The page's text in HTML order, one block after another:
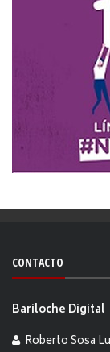
CONTACTO
Bariloche Digital
Roberto Sosa